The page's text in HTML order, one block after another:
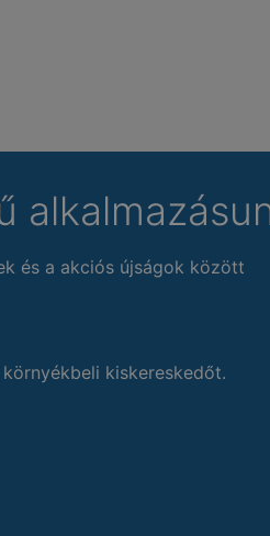
és a akciós újságok között
kiskereskedőt.